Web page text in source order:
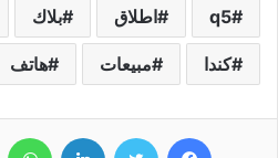
q5 اطلاق بلاك
كندا مبيعات هاتف
فيسبوك تويتر لينكدإن